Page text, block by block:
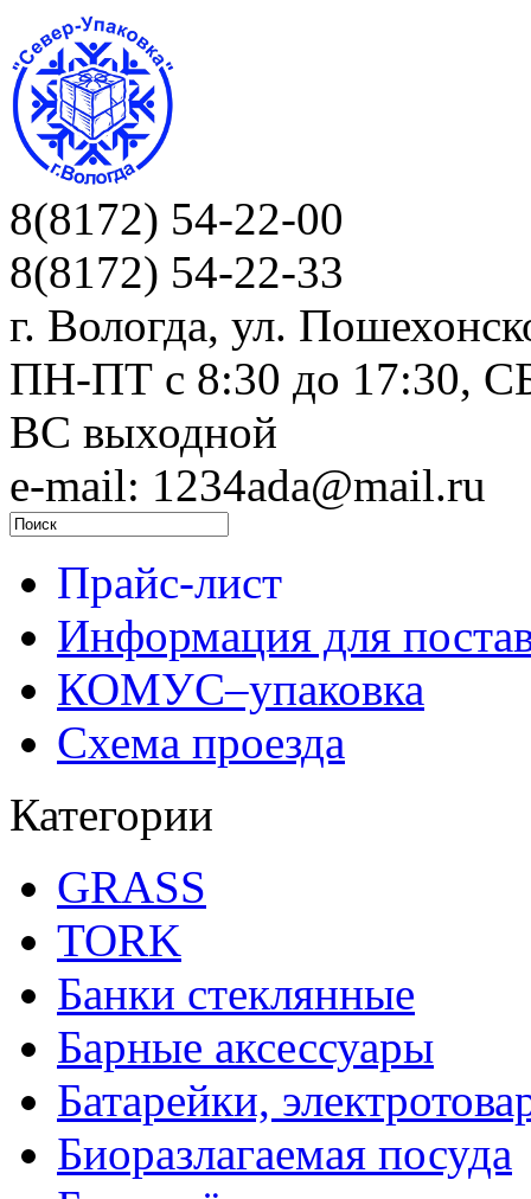
8(8172) 54-22-00
8(8172) 54-22-33
г. Вологда, ул.
ПН-ПТ c 8:30 до 17:30,
ВС выходной
e-mail: 1234ada@mail.ru
Прайс-лист
Информация для
КОМУС–упаковка
Схема проезда
Категории
GRASS
TORK
Банки стеклянные
Барные аксессуары
Батарейки,
Биоразлагаемая посуда